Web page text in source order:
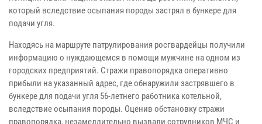
который вследствие осыпания породы застрял в бункере для
подачи угля.
Находясь на маршруте патрулирования росгвардейцы получили
информацию о нуждающемся в помощи мужчине на одном из
городских предприятий. Стражи правопорядка оперативно
прибыли на указанный адрес, где обнаружили застрявшего в
бункере для подачи угля 56-летнего работника котельной,
вследствие осыпания породы. Оценив обстановку стражи
правопорядка, незамедлительно вызвали сотрудников МЧС и